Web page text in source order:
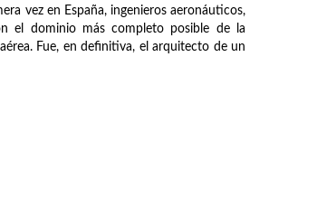
vez en España, ingenieros aeronáuticos,
el dominio más completo posible de la
Fue, en definitiva, el arquitecto de un